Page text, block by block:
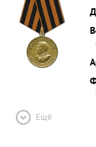
Ещё